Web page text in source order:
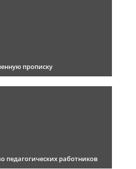
прописку
педагогических работников